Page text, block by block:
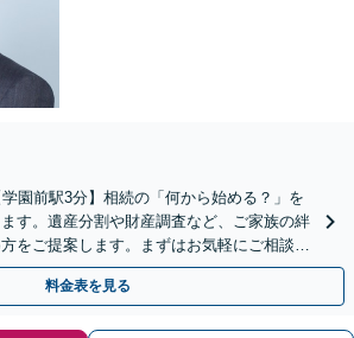
学園前駅3分】相続の「何から始める？」を
す。遺産分割や財産調査など、ご家族の絆
をご提案します。まずはお気軽にご相談く
】
料金表を見る